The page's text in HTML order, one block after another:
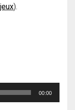
).
00:00